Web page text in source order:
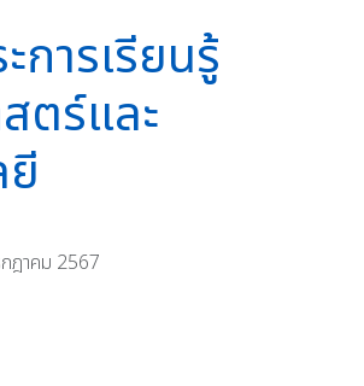
การเรียนรู้
ตร์และ
ฎาคม 2567